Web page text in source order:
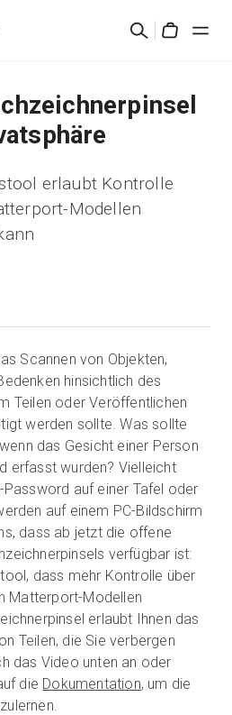
Suchen
Testversion
erlaubt Kontrolle
Modellen
Scannen von Objekten,
hinsichtlich des
Teilen oder Veröffentlichen
werden sollte. Was sollte
das Gesicht einer Person
erfasst wurden? Vielleicht
auf einer Tafel oder
auf einem PC-Bildschirm
dass ab jetzt die offene
verfügbar ist:
dass mehr Kontrolle über
Matterport-Modellen
erlaubt Ihnen das
Teilen, die Sie verbergen
das Video unten an oder
die Dokumentation, um die